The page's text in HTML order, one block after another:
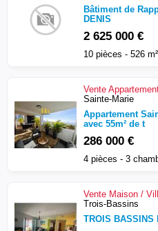
Bâtiment de
DENIS
2 625 000 €
10 pièces - 526 m²
Vente
Sainte-Marie
Appartement
avec 55m² de t
286 000 €
4 pièces - 3
Vente Maison /
Trois-Bassins
TROIS